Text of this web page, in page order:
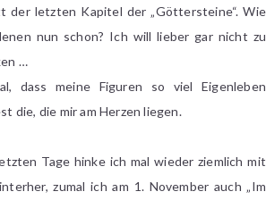
der letzten Kapitel der „Göttersteine“. Wie
nun schon? Ich will lieber gar nicht zu
…
dass meine Figuren so viel Eigenleben
die, die mir am Herzen liegen.
Tage hinke ich mal wieder ziemlich mit
zumal ich am 1. November auch „Im